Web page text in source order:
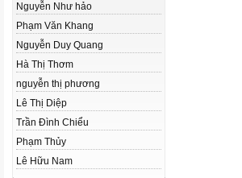
Nguyễn Như hảo
Phạm Văn Khang
Nguyễn Duy Quang
Hà Thị Thơm
nguyễn thị phương
Lê Thị Diệp
Trần Đình Chiểu
Phạm Thủy
Lê Hữu Nam